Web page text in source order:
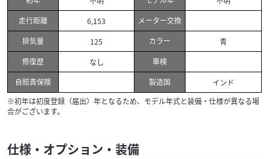
走行距離
6,153
メーター交換
排気量
125 カラー
青
修復歴
なし
車検
自賠責保険
製造国
インド
※初年は初度登録（届出）年となるため、モデル年式と装備・仕様が異なる場
合がございます。
仕様・オプション・装備